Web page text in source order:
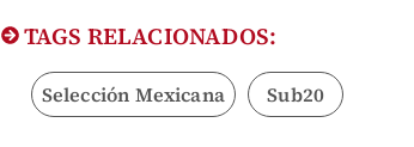
TAGS RELACIONADOS:
Selección Mexicana Sub20